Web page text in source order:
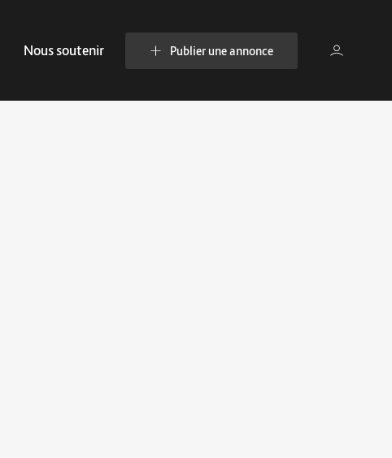
Nous soutenir Publier une annonce